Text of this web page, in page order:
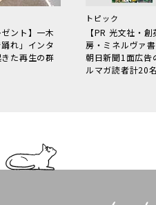
ント】一木
れ」インタ
た再生の群
トピック
【PR 光文社・
房・ミネルヴァ
朝日新聞1面広告
ルマガ読者計20